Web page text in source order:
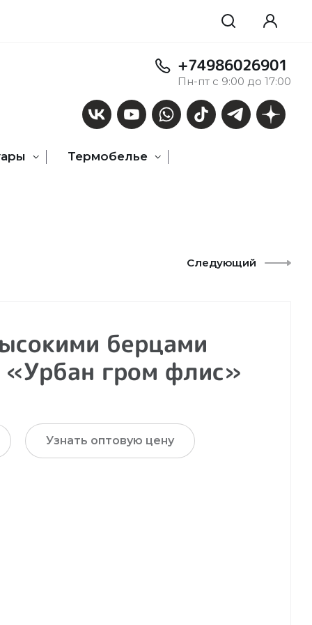
+74986026901
Пн-пт с 9:00 до 17:00
Термобелье
Следующий
берцами
гром флис»
Узнать оптовую цену